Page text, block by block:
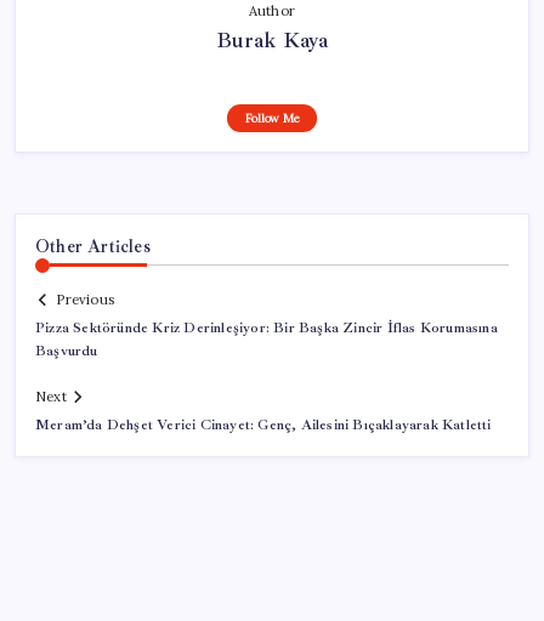
Author
Burak Kaya
Follow Me
Other Articles
Previous
Pizza Sektöründe Kriz Derinleşiyor: Bir Başka Zincir İflas Korumasına
Başvurdu
Next
Meram’da Dehşet Verici Cinayet: Genç, Ailesini Bıçaklayarak Katletti